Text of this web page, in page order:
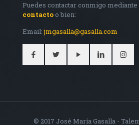
Puedes contactar conmigo
contacto o bien:
Email:jmgasalla@gasalla.com
© 2017 José María Gasalla -